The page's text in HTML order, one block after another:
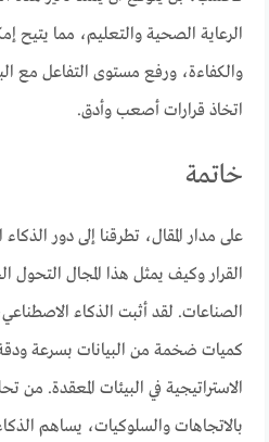
الرعاية الصحية والتعليم، مما يتيح
والكفاءة، ورفع مستوى التفاعل مع
اتخاذ قرارات أصعب وأدق.
خاتمة
على مدار المقال، تطرقنا إلى دور
القرار وكيف يمثل هذا المجال التحول
الصناعات. لقد أثبت الذكاء
كميات ضخمة من البيانات بسرعة
الاستراتيجية في البيئات المعقدة. من
بالاتجاهات والسلوكيات، يساهم